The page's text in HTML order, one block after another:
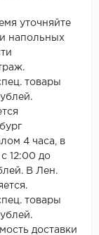
SPC Ideal Flooring
SPC Kronostep
SPC Promo
TANTO
Tarkett
Tulesna
уточняйте
напольных
товары
4 часа, в
12:00 до
В Лен.
товары
доставки